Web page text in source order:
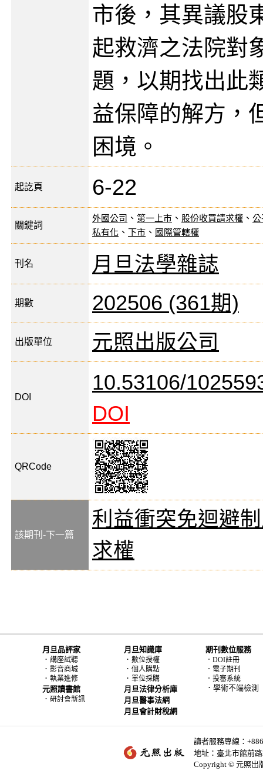
市後，其異議股
起救濟之法院對
題，以期找出此
益保障的解方，
困境。
起訖頁 6-22
關鍵詞
外國公司 、 第一上市 、 股份收買請求權 、 公
私有化 、 下市 、 國際管轄權
刊名 月旦法學雜誌
期數 202506 (361期)
出版單位 元照出版公司
DOI
10.53106/
DOI
QRCode
該期刊-下一篇
利益衝突免迴避
求權
月旦品評家
． 講座試聽
． 影音商城
． 執業進修
元照讀書館
． 研討會新訊
月旦知識庫
． 數位授權
． 個人購點
． 單位採購
月旦法律分析庫
月旦醫事法網
月旦會計財稅網
期刊數位服務
．DOI註冊
．電子期刊
．投審系統
．學術不端檢測
讀者服務專線：
地址：臺北市館前
Copyright © 元照出